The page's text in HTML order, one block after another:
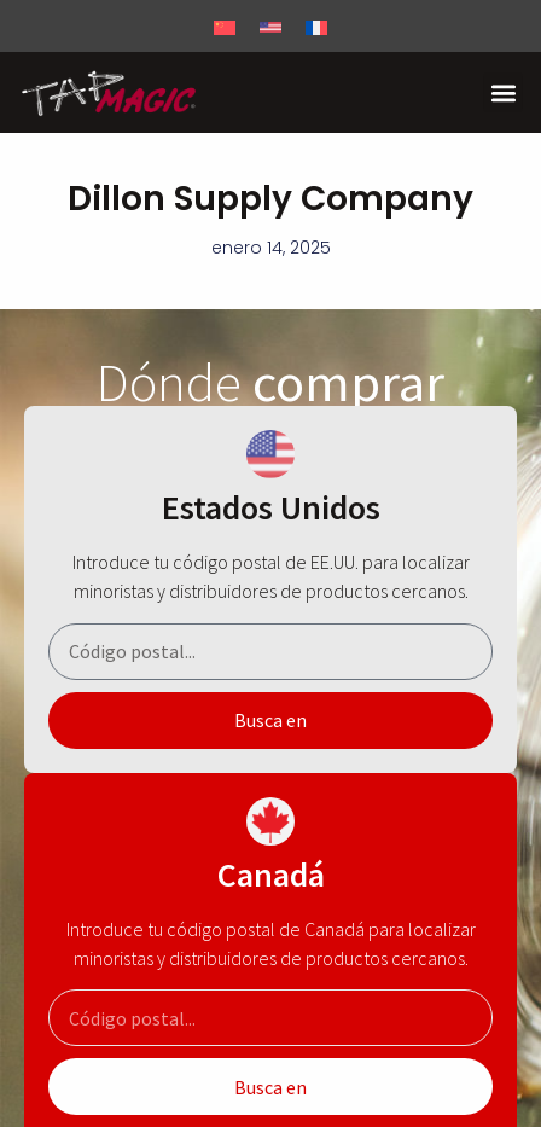
Dillon Supply Company
enero 14, 2025
Dóndecomprar
Estados Unidos
Introduce tu código postal de EE.UU. para localizar
minoristas y distribuidores de productos cercanos.
Busca en
Canadá
Introduce tu código postal de Canadá para localizar
minoristas y distribuidores de productos cercanos.
Busca en